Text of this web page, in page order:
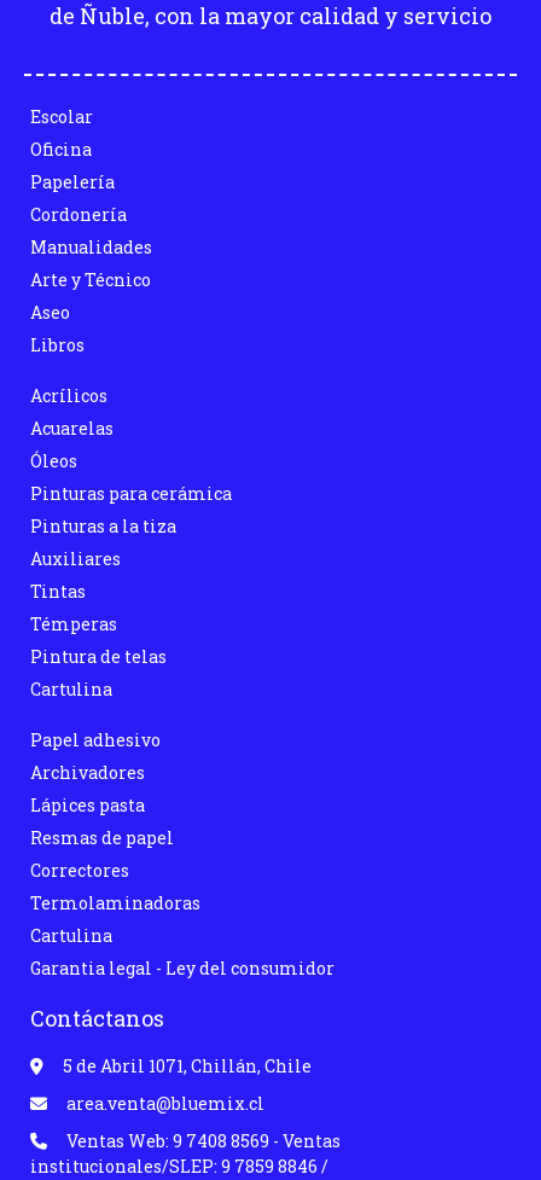
de Ñuble, con la mayor calidad y servicio
Escolar
Oficina
Papelería
Cordonería
Manualidades
Arte y Técnico
Aseo
Libros
Acrílicos
Acuarelas
Óleos
Pinturas para cerámica
Pinturas a la tiza
Auxiliares
Tintas
Témperas
Pintura de telas
Cartulina
Papel adhesivo
Archivadores
Lápices pasta
Resmas de papel
Correctores
Termolaminadoras
Cartulina
Garantia legal - Ley del consumidor
Contáctanos
5 de Abril 1071, Chillán, Chile
area.venta@bluemix.cl
Ventas Web: 9 7408 8569 - Ventas
institucionales/SLEP: 9 7859 8846 /